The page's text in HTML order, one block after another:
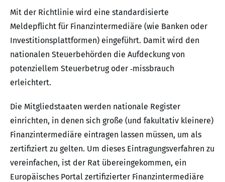
Mit der Richtlinie wird eine standardisierte
Meldepflicht für Finanzintermediäre (wie Banken oder
Investitionsplattformen) eingeführt. Damit wird den
nationalen Steuerbehörden die Aufdeckung von
potenziellem Steuerbetrug oder ‑missbrauch
erleichtert.
Die Mitgliedstaaten werden nationale Register
einrichten, in denen sich große (und fakultativ kleinere)
Finanzintermediäre eintragen lassen müssen, um als
zertifiziert zu gelten. Um dieses Eintragungsverfahren zu
vereinfachen, ist der Rat übereingekommen, ein
Europäisches Portal zertifizierter Finanzintermediäre